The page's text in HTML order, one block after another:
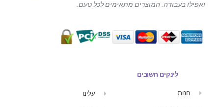
ואפילו בעבודה. המוצרים מתאימים לכל טעם.
לינקים חשובים
חנות עלינו